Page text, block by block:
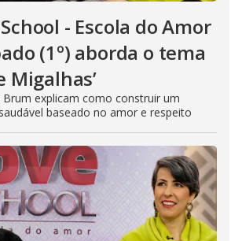
- Escola do Amor
(1º) aborda o tema
Migalhas’
Brum explicam como construir um
baseado no amor e respeito